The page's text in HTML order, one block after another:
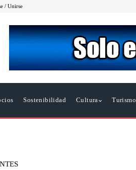
/ Unirse
Sostenibilidad Cultura Turismo